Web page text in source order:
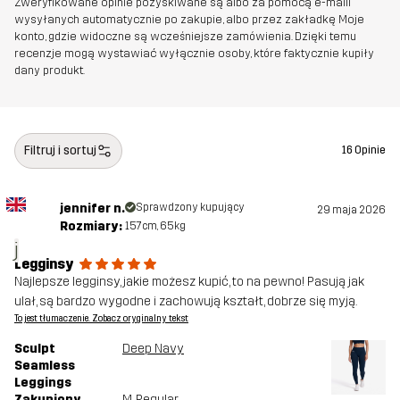
wysyłanych automatycznie po zakupie, albo przez zakładkę Moje
konto, gdzie widoczne są wcześniejsze zamówienia. Dzięki temu
recenzje mogą wystawiać wyłącznie osoby, które faktycznie kupiły
dany produkt.
Filtruj i sortuj 16 Opinie
j
jennifer n. Sprawdzony kupujący 29 maja 2026
Rozmiary: 157cm, 65kg
Legginsy
Najlepsze legginsy, jakie możesz kupić, to na pewno! Pasują jak
ulał, są bardzo wygodne i zachowują kształt, dobrze się myją.
To jest tłumaczenie. Zobacz oryginalny tekst
Sculpt
Seamless
Leggings
Deep Navy